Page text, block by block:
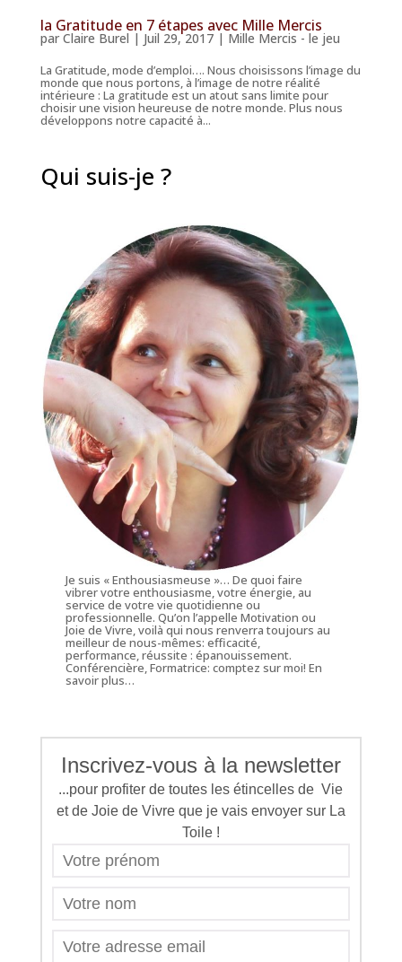
la Gratitude en 7 étapes avec Mille Mercis
par Claire Burel | Juil 29, 2017| Mille Mercis - le jeu
La Gratitude, mode d’emploi…. Nous choisissons l’image du
monde que nous portons, à l’image de notre réalité
intérieure : La gratitude est un atout sans limite pour
choisir une vision heureuse de notre monde. Plus nous
développons notre capacité à...
Qui suis-je ?
Je suis « Enthousiasmeuse »… De quoi faire
vibrer votre enthousiasme, votre énergie, au
service de votre vie quotidienne ou
professionnelle. Qu’on l’appelle Motivation ou
Joie de Vivre, voilà qui nous renverra toujours au
meilleur de nous-mêmes: efficacité,
performance, réussite : épanouissement.
Conférencière, Formatrice: comptez sur moi!En
savoir plus…
Inscrivez-vous à la newsletter
...pour profiter de toutes les étincelles de Vie
et de Joie de Vivre que je vais envoyer sur La
Toile !